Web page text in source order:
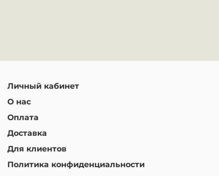
Личный кабинет
О нас
Оплата
Доставка
Для клиентов
Политика конфиденциальности